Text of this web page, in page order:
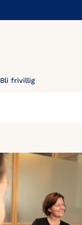
Bli frivillig